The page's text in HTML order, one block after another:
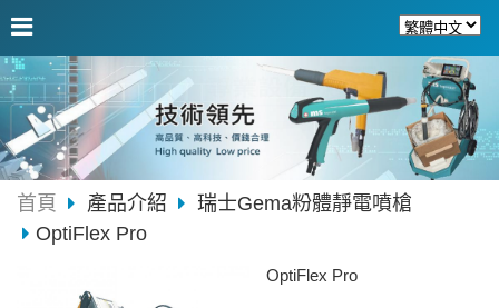
首頁 產品介紹
瑞士Gema粉體靜電噴槍
OptiFlex Pro
OptiFlex Pro